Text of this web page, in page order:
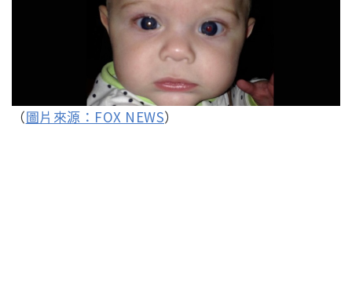
（圖片來源：FOX NEWS）